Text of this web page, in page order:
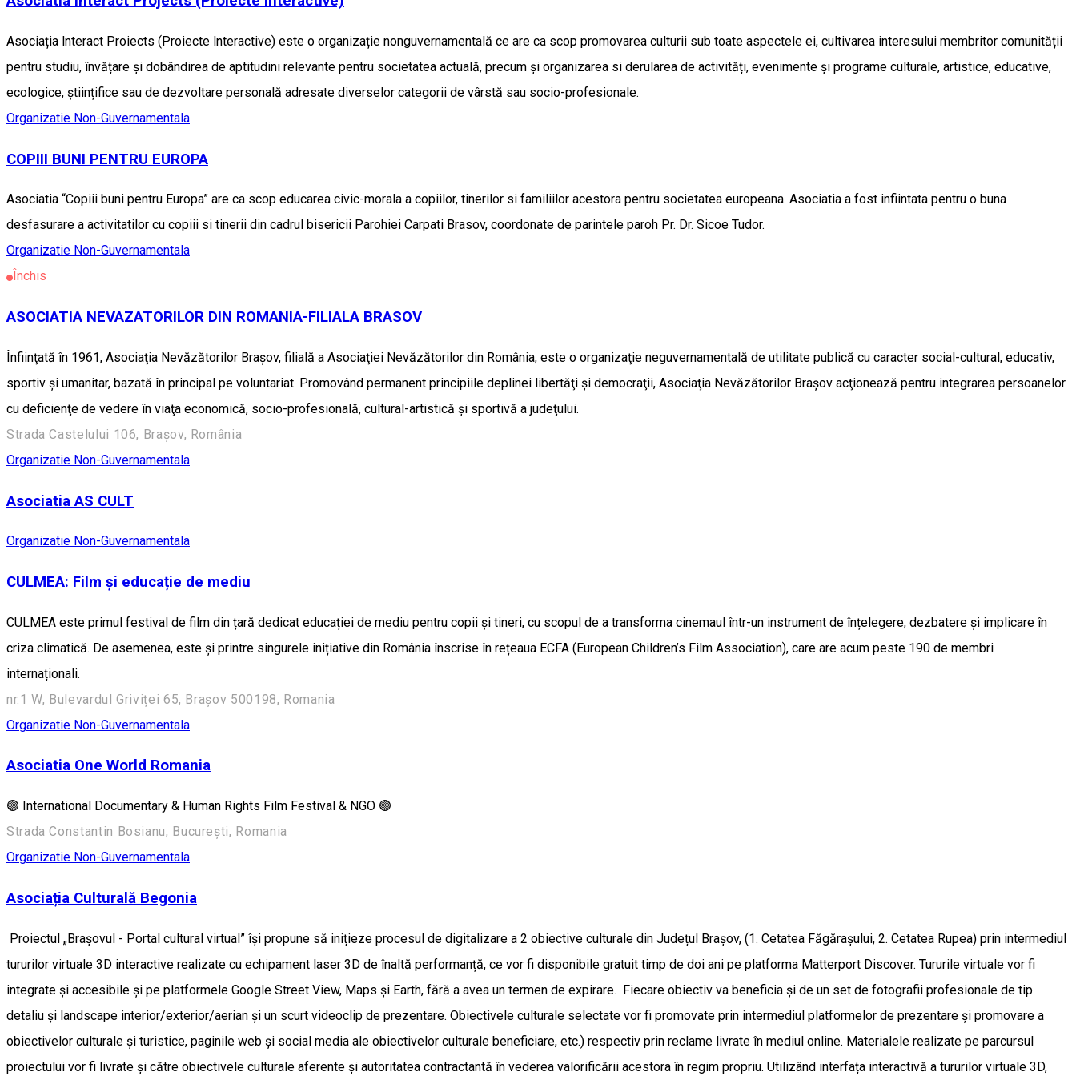
Asociația lnteract Proiects (Proiecte lnteractive) este o organizație nonguvernamentală ce are ca scop promovarea culturii sub toate aspectele ei, cultivarea interesului membritor comunității
pentru studiu, învățare și dobândirea de aptitudini relevante pentru societatea actuală, precum și organizarea si derularea de activități, evenimente și programe culturale, artistice, educative,
ecologice, științifice sau de dezvoltare personală adresate diverselor categorii de vârstă sau socio-profesionale.
Organizatie Non-Guvernamentala
COPIII BUNI PENTRU EUROPA
Asociatia “Copiii buni pentru Europa” are ca scop educarea civic-morala a copiilor, tinerilor si familiilor acestora pentru societatea europeana. Asociatia a fost infiintata pentru o buna
desfasurare a activitatilor cu copiii si tinerii din cadrul bisericii Parohiei Carpati Brasov, coordonate de parintele paroh Pr. Dr. Sicoe Tudor.
Organizatie Non-Guvernamentala
Închis
ASOCIATIA NEVAZATORILOR DIN ROMANIA-FILIALA BRASOV
Înfiinţată în 1961, Asociaţia Nevăzătorilor Braşov, filială a Asociaţiei Nevăzătorilor din România, este o organizaţie neguvernamentală de utilitate publică cu caracter social-cultural, educativ,
sportiv şi umanitar, bazată în principal pe voluntariat. Promovând permanent principiile deplinei libertăţi şi democraţii, Asociaţia Nevăzătorilor Braşov acţionează pentru integrarea persoanelor
cu deficienţe de vedere în viaţa economică, socio-profesională, cultural-artistică şi sportivă a judeţului.
Strada Castelului 106, Brașov, România
Organizatie Non-Guvernamentala
Asociatia AS CULT
Organizatie Non-Guvernamentala
CULMEA: Film și educație de mediu
CULMEA este primul festival de film din țară dedicat educației de mediu pentru copii și tineri, cu scopul de a transforma cinemaul într-un instrument de înțelegere, dezbatere și implicare în
criza climatică. De asemenea, este şi printre singurele inițiative din România înscrise în rețeaua ECFA (European Children’s Film Association), care are acum peste 190 de membri
internaționali.
nr.1 W, Bulevardul Griviței 65, Brașov 500198, Romania
Organizatie Non-Guvernamentala
Asociatia One World Romania
🟣 International Documentary & Human Rights Film Festival & NGO 🟣
Strada Constantin Bosianu, București, Romania
Organizatie Non-Guvernamentala
Asociația Culturală Begonia
Proiectul „Brașovul - Portal cultural virtual” își propune să inițieze procesul de digitalizare a 2 obiective culturale din Județul Brașov, (1. Cetatea Făgărașului, 2. Cetatea Rupea) prin intermediul
tururilor virtuale 3D interactive realizate cu echipament laser 3D de înaltă performanță, ce vor fi disponibile gratuit timp de doi ani pe platforma Matterport Discover. Tururile virtuale vor fi
integrate și accesibile și pe platformele Google Street View, Maps și Earth, fără a avea un termen de expirare. Fiecare obiectiv va beneficia și de un set de fotografii profesionale de tip
detaliu și landscape interior/exterior/aerian și un scurt videoclip de prezentare. Obiectivele culturale selectate vor fi promovate prin intermediul platformelor de prezentare și promovare a
obiectivelor culturale și turistice, paginile web și social media ale obiectivelor culturale beneficiare, etc.) respectiv prin reclame livrate în mediul online. Materialele realizate pe parcursul
proiectului vor fi livrate și către obiectivele culturale aferente și autoritatea contractantă în vederea valorificării acestora în regim propriu. Utilizând interfața interactivă a tururilor virtuale 3D,